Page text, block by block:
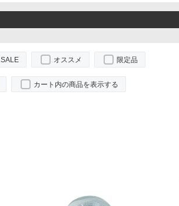
SALE オススメ 限定品
カート内の商品を表示する